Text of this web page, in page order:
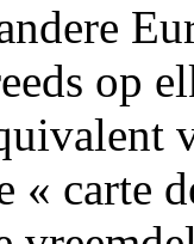
op
« carte